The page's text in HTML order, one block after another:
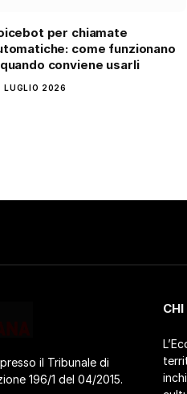
per chiamate
come funzionano
conviene usarli
LUGLIO 2026
il Tribunale di
196/1 del 04/2015.